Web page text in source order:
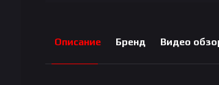
Описание Бренд Видео